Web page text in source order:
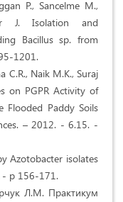
P., Sancelme M.,
J. Isolation and
Bacillus sp. from
1201.
C.R., Naik M.K., Suraj
on PGPR Activity of
Flooded Paddy Soils
– 2012. - 6.15. -
Azotobacter isolates
- p 156-171.
Л.М. Практикум